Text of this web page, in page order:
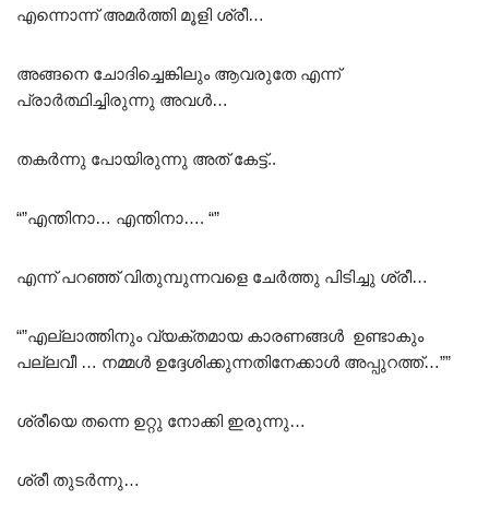
എന്നൊന്ന് അമർത്തി മൂളി ശ്രീ…
അങ്ങനെ ചോദിച്ചെങ്കിലും ആവരുതേ എന്ന്
പ്രാർത്ഥിച്ചിരുന്നു അവൾ…
തകർന്നു പോയിരുന്നു അത് കേട്ട്..
“”എന്തിനാ… എന്തിനാ…. “”
എന്ന് പറഞ്ഞ് വിതുമ്പുന്നവളെ ചേർത്തു പിടിച്ചു ശ്രീ…
“”എല്ലാത്തിനും വ്യക്തമായ കാരണങ്ങൾ ഉണ്ടാകും
പല്ലവീ … നമ്മൾ ഉദ്ദേശിക്കുന്നതിനേക്കാൾ അപ്പുറത്ത്…””
ശ്രീയെ തന്നെ ഉറ്റു നോക്കി ഇരുന്നു…
ശ്രീ തുടർന്നു…